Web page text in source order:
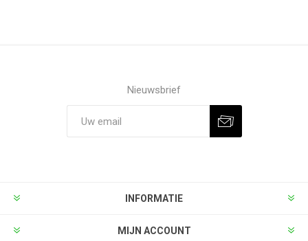
Nieuwsbrief
INFORMATIE
MIJN ACCOUNT